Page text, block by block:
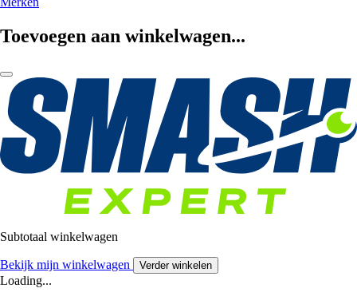
Toevoegen aan winkelwagen...
Subtotaal winkelwagen
Bekijk mijn winkelwagen Verder winkelen
Loading...